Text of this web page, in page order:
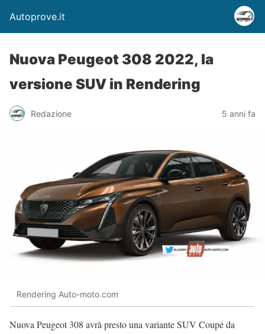
Autoprove.it
Nuova Peugeot 308 2022, la
versione SUV in Rendering
Redazione 5 anni fa
Rendering Auto-moto.com
Nuova Peugeot 308 avrà presto una variante SUV Coupé da